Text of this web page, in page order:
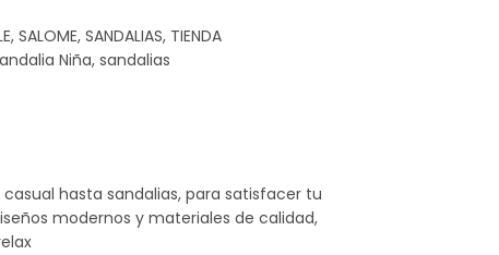
, SALOME, SANDALIAS, TIENDA
Niña, sandalias
hasta sandalias, para satisfacer tu
modernos y materiales de calidad,